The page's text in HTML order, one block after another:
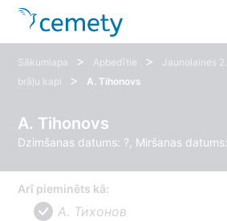
Sākumlapa > Apbedītie >
Jaunolaines
brāļu kapi
> A. Tihonovs
A. Tihonovs
Dzimšanas datums: ?, Miršanas
Arī pieminēts kā:
A. Тихонов